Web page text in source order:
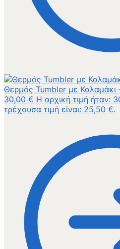
Θερμός Tumbler με Καλαμάκι
30,00€ Η αρχική τιμή ήταν:
τρέχουσα τιμή είναι: 25,50 €.